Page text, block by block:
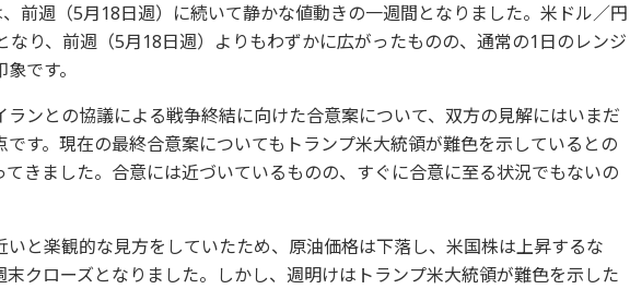
前週（5月18日週）に続いて静かな値動きの一週間となりました。米ドル／円
なり、前週（5月18日週）よりもわずかに広がったものの、通常の1日のレンジ
です。
ランとの協議による戦争終結に向けた合意案について、双方の見解にはいまだ
です。現在の最終合意案についてもトランプ米大統領が難色を示しているとの
てきました。合意には近づいているものの、すぐに合意に至る状況でもないの
いと楽観的な見方をしていたため、原油価格は下落し、米国株は上昇するな
末クローズとなりました。しかし、週明けはトランプ米大統領が難色を示した